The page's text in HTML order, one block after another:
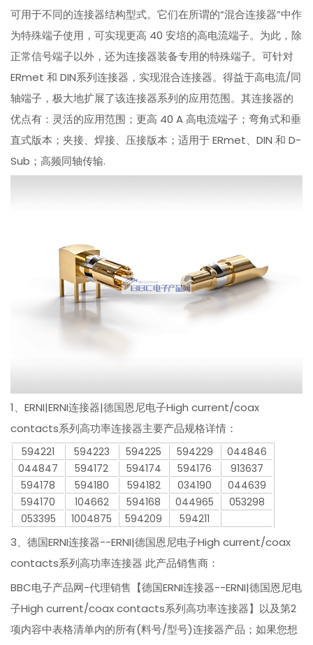
可用于不同的连接器结构型式。它们在所谓的“混合连接器”中作
为特殊端子使用，可实现更高 40 安培的高电流端子。为此，除
正常信号端子以外，还为连接器装备专用的特殊端子。可针对
ERmet 和 DIN系列连接器，实现混合连接器。得益于高电流/同
轴端子，极大地扩展了该连接器系列的应用范围。其连接器的
优点有：灵活的应用范围；更高 40 A 高电流端子；弯角式和垂
直式版本；夹接、焊接、压接版本；适用于 ERmet、DIN 和 D-
Sub；高频同轴传输.
1、ERNI|ERNI连接器|德国恩尼电子High current/coax
contacts系列高功率连接器主要产品规格详情：
594221 594223 594225 594229
044846
044847
594172 594174 594176
913637
594178
594180 594182 034190
044639
594170
104662 594168 044965
053298
053395
1004875 594209 594211
3、德国ERNI连接器--ERNI|德国恩尼电子High current/coax
contacts系列高功率连接器 此产品销售商：
BBC电子产品网-代理销售【德国ERNI连接器--ERNI|德国恩尼电
子High current/coax contacts系列高功率连接器】以及第2
项内容中表格清单内的所有(料号/型号)连接器产品；如果您想